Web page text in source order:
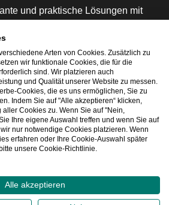
und praktische Lösungen mit
und Beratung,
und verfügen über
die Thuiswinkel e-
©Thuiswinkel.org
Arten von Cookies. Zusätzlich zu
wir funktionale Cookies, die für die
sind. Wir platzieren auch
und Qualität unserer Website zu messen.
Cookies, die es uns ermöglichen, Sie zu
Indem Sie auf "Alle akzeptieren“ klicken,
Cookies zu. Wenn Sie auf "Nein,
Ihre eigene Auswahl treffen und wenn Sie auf
nur notwendige Cookies platzieren. Wenn
erfahren oder Ihre Cookie-Auswahl später
unsere Cookie-Richtlinie.
Alle akzeptieren